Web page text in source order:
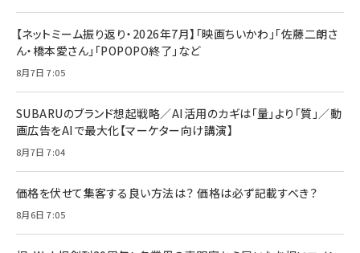
【ネットミーム振り返り・2026年7月】「映画ちいかわ」「佐藤二朗さ
ん・橋本愛さん」「POPOPO終了」など
8月7日 7:05
SUBARUのブランド想起戦略／AI活用のカギは「量」より「質」／動
画広告をAIで最大化【マーケター向け講演】
8月7日 7:04
価格を伏せて集客する良い方法は？ 価格は必ず記載すべき？
8月6日 7:05